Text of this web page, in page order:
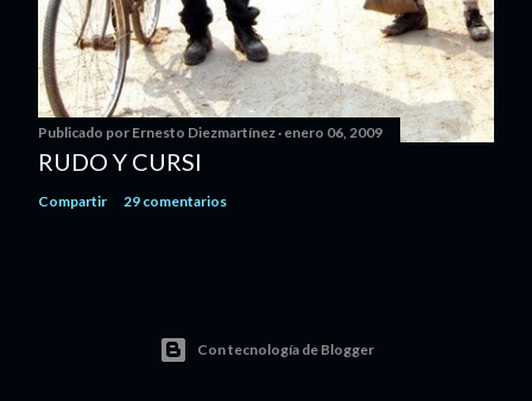
Publicado por Ernesto Diezmartínez enero 06, 2009
RUDO Y CURSI
Compartir 29 comentarios
Con tecnología de Blogger